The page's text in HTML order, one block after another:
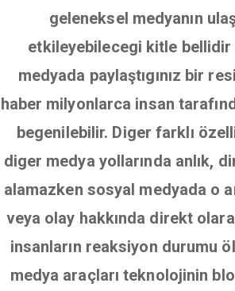
geleneksel medyanın
etkileyebilecegi kitle
medyada paylaştıgınız bir
haber milyonlarca insan
begenilebilir. Diger farklı
diger medya yollarında anlık,
alamazken sosyal medyada o
veya olay hakkında direkt
insanların reaksiyon durumu
medya araçları teknolojinin